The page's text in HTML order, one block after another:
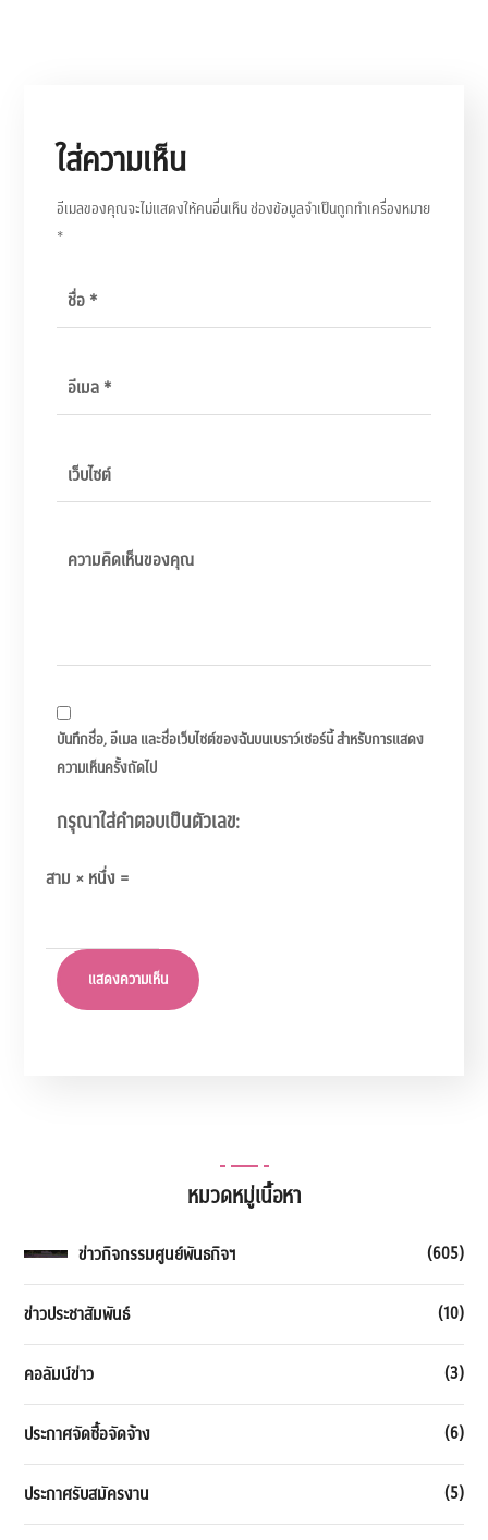
ใส่ความเห็น
อีเมลของคุณจะไม่แสดงให้คนอื่นเห็นช่องข้อมูลจำเป็นถูกทำเครื่องหมาย
*
บันทึกชื่อ, อีเมล และชื่อเว็บไซต์ของฉันบนเบราว์เซอร์นี้ สำหรับการแสดง
ความเห็นครั้งถัดไป
กรุณาใส่คำตอบเป็นตัวเลข:
สาม × หนึ่ง =
หมวดหมู่เนื้อหา
ข่าวกิจกรรมศูนย์พันธกิจฯ (605)
ข่าวประชาสัมพันธ์ (10)
คอลัมน์ข่าว (3)
ประกาศจัดซื้อจัดจ้าง (6)
ประกาศรับสมัครงาน (5)